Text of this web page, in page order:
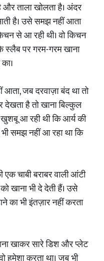
ताला खोलता है। अंदर
है। उसे समझ नहीं आता
से आ रही थी। वो किचन
पर गरम-गरम खाना
आता, जब दरवाज़ा बंद था तो
देखता है तो खाना बिल्कुल
आ रही थी कि आर्य की
समझ नहीं आ रहा था कि
चाबी बराबर वाली आंटी
खाना भी दे देती हैं। उसे
का भी इंतज़ार नहीं करता
खाकर सारे डिश और प्लेट